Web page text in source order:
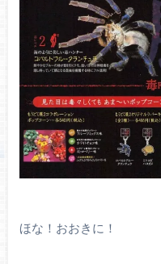
ほな！おおきに！